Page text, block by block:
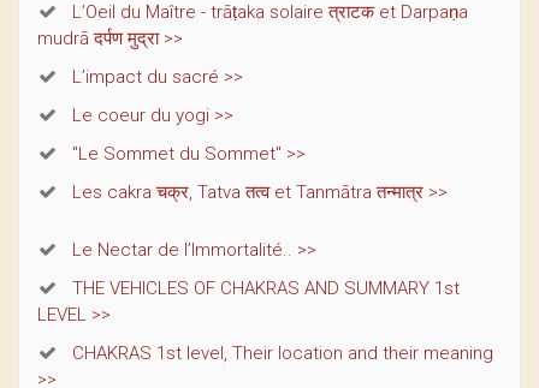
L’Oeil du Maître - trāṭaka solaire त्राटक et Darpaṇa
mudrā दर्पण मुद्रा >>
L’impact du sacré >>
Le coeur du yogi >>
"Le Sommet du Sommet" >>
Les cakra चक्र, Tatva तत्व et Tanmātra तन्मात्र >>
Le Nectar de l’Immortalité.. >>
THE VEHICLES OF CHAKRAS AND SUMMARY 1st
LEVEL >>
CHAKRAS 1st level, Their location and their meaning
>>